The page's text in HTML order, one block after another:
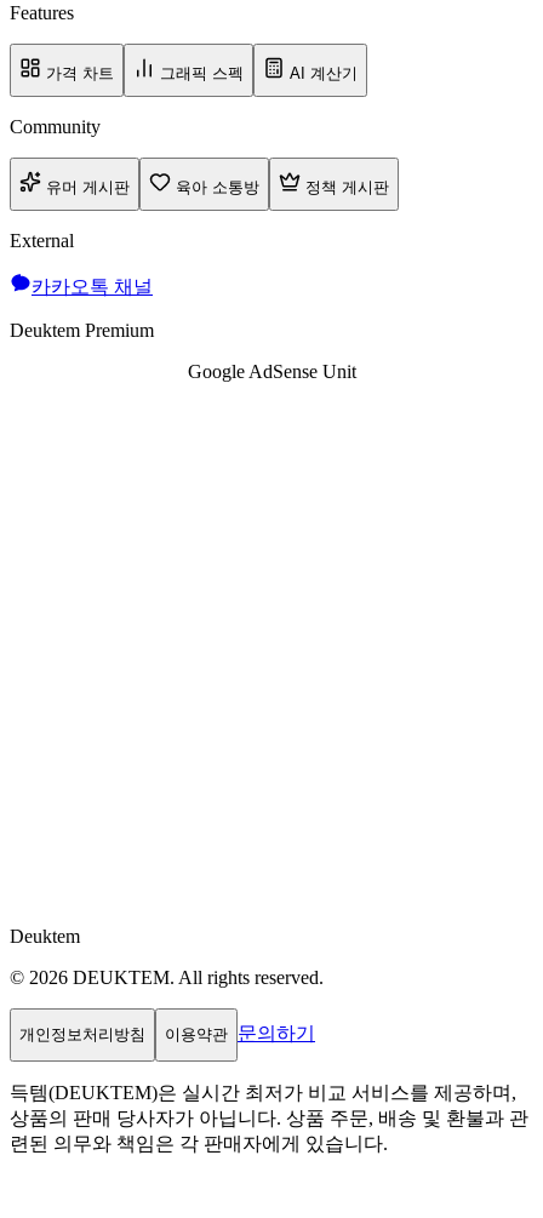
Features
가격 차트 그래픽 스펙 AI 계산기
Community
유머 게시판 육아 소통방 정책 게시판
External
카카오톡 채널
Deuktem Premium
Google AdSense Unit
Deuktem
© 2026 DEUKTEM. All rights reserved.
개인정보처리방침 이용약관 문의하기
득템(DEUKTEM)은 실시간 최저가 비교 서비스를 제공하며,
상품의 판매 당사자가 아닙니다. 상품 주문, 배송 및 환불과 관
련된 의무와 책임은 각 판매자에게 있습니다.